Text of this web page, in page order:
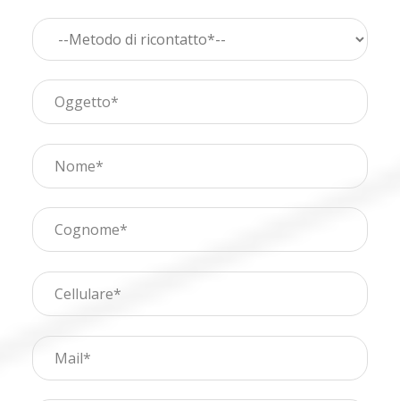
Contatta le nostre sedi
Bedizzole
Benacus Lab - Bedizzole - Via Garibaldi 6/A
bedizzole@benacuslab.com
Benacus Lab - Brescia - Moro -